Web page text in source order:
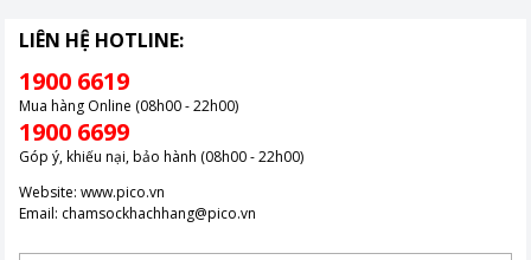
Phần bã sau ép khô hơn, cho thấy hiệu suất ép tốt, đồng thời
giúp tiết kiệm chi phí nguyên liệu trong quá trình sử dụng lâu dài.
Vận hành êm ái, giảm tiếng ồn khi sử dụng
Một trong những điểm đáng chú ý của máy là khả năng vận
hành êm ái với độ ồn thấp khoảng 62 dB, phù hợp sử dụng vào
buổi sáng sớm hoặc buổi tối mà không gây ảnh hưởng nhiều
LIÊN HỆ HOTLINE:
1900 6619
Mua hàng Online (08h00 - 22h00)
1900 6699
Góp ý, khiếu nại, bảo hành (08h00 - 22h00)
Website: www.pico.vn
Email: chamsockhachhang@pico.vn